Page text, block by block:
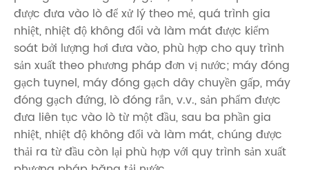
được đưa vào lò để xử lý theo mẻ, quá trình gia
nhiệt, nhiệt độ không đổi và làm mát được kiểm
soát bởi lượng hơi đưa vào, phù hợp cho quy trình
sản xuất theo phương pháp đơn vị nước; máy đóng
gạch tuynel, máy đóng gạch dây chuyền gấp, máy
đóng gạch đứng, lò đóng rắn, v.v., sản phẩm được
đưa liên tục vào lò từ một đầu, sau ba phần gia
nhiệt, nhiệt độ không đổi và làm mát, chúng được
thải ra từ đầu còn lại phù hợp với quy trình sản xuất